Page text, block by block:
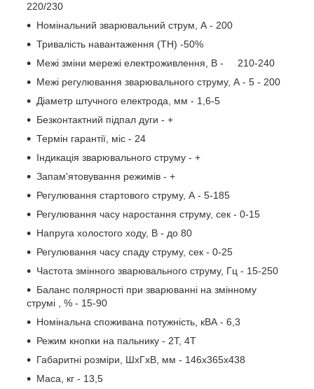
220/230
Номінальний зварювальний струм, А - 200
Тривалість навантаження (ТН) -50%
Межі зміни мережі електроживлення, В - 210-240
Межі регулювання зварювального струму, А - 5 - 200
Діаметр штучного електрода, мм - 1,6-5
Безконтактний підпал дуги - +
Термін гарантії, міс - 24
Індикація зварювального струму - +
Запам'ятовування режимів - +
Регулювання стартового струму, А - 5-185
Регулювання часу наростання струму, сек - 0-15
Напруга холостого ходу, В - до 80
Регулювання часу спаду струму, сек - 0-25
Частота змінного зварювального струму, Гц - 15-250
Баланс полярності при зварюванні на змінному
струмі , % - 15-90
Номінальна споживана потужність, кВА - 6,3
Режим кнопки на пальнику - 2Т, 4Т
Габаритні розміри, ШxГxВ, мм - 146х365х438
Маса, кг - 13,5